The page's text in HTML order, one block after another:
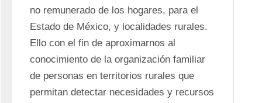
no remunerado de los hogares, para el
Estado de México, y localidades rurales.
Ello con el fin de aproximarnos al
conocimiento de la organización familiar
de personas en territorios rurales que
permitan detectar necesidades y recursos